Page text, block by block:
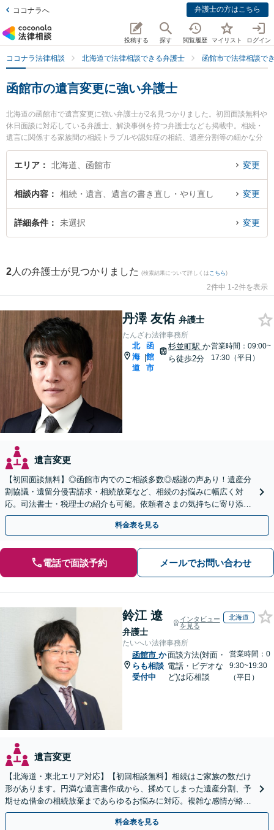
ココナラへ 弁護士の方はこちら
投稿する 探す 閲覧履歴 マイリスト ログイン
ココナラ法律相談 北海道で法律相談できる弁護士 函館市で法律相談で
函館市の遺言変更に強い弁護士
北海道の函館市で遺言変更に強い弁護士が2名見つかりました。初回面談無料や
休日面談に対応している弁護士、解決事例を持つ弁護士なども掲載中。相続・
遺言に関係する家族間の相続トラブルや認知症の相続、遺産分割等の細かな分
野での絞り込み検索もでき便利です。特にたんざわ法律事務所の丹澤 友佑弁護
士やはこだて春の星法律事務所の天野 真佑子弁護士のプロフィール情報や弁護
実績豊富な近くの弁護士を検索したい』『初回相談無料で遺言変更を法律相談
できる函館市内の弁護士に相談予約したい』などでお困りの相談者さんにおす
すめです。
エリア 北海道、函館市 変更
相談内容 相続・遺言、遺言の書き直し・やり直し 変更
詳細条件 未選択 変更
2 人の弁護士が見つかりました (検索結果について詳しくは こちら)
2件中 1-2件を表示
丹澤 友佑 弁護士
たんざわ法律事務所
北
海
道
|
函
館
市
杉並町駅 か
ら徒歩2分
営業時間：09:00~
17:30（平日）
遺言変更
【初回面談無料】◎函館市内でのご相談多数◎感謝の声あり！遺産分
割協議・遺留分侵害請求・相続放棄など、相続のお悩みに幅広く対
応。司法書士・税理士の紹介も可能。依頼者さまの気持ちに寄り添い
対応します【夜間・休日対応可能】【弁護士歴13年以上】
料金表を見る
電話で面談予約 メールでお問い合わせ
鈴江 遼
弁護士
インタビュー
を見る
北海道
たいへい法律事務所
函館市 か
らも相談
受付中
面談方法(対面・
電話・ビデオな
ど)は応相談
営業時間：0
9:30~19:30
（平日）
遺言変更
【北海道・東北エリア対応】【初回相談無料】相続はご家族の数だけ
形があります。円満な遺言書作成から、揉めてしまった遺産分割、予
期せぬ借金の相続放棄まであらゆるお悩みに対応。複雑な感情が絡む
相続トラブルもまずはご相談ください。WEB面談可。
料金表を見る